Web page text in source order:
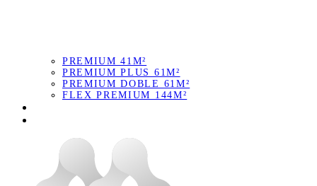
PREMIUM 41M²
PREMIUM PLUS 61M²
PREMIUM DOBLE 61M²
FLEX PREMIUM 144M²